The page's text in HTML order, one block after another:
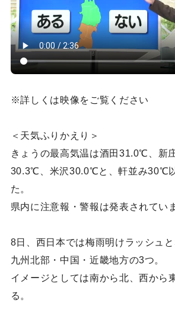
※詳しくは映像をご覧ください
＜天気ふりかえり＞
きょうの最高気温は酒田31.0℃、新
30.3℃、米沢30.0℃と、軒並み30℃
た。
県内に注意報・警報は発表されてい
8日、西日本では梅雨明けラッシュと
九州北部・中国・近畿地方の3つ。
イメージとしては南から北、西から
る。